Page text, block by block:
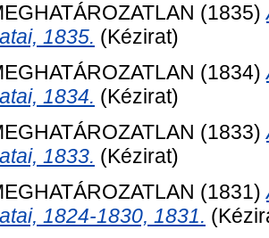
(1835)
1835. (Kézirat)
(1834)
1834. (Kézirat)
(1833)
1833. (Kézirat)
(1831)
1824-1830, 1831.